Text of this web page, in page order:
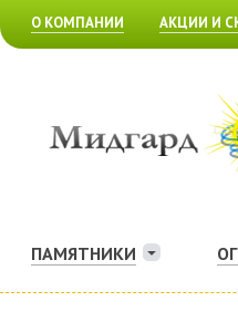
О КОМПАНИИ АКЦИИ И
ПАМЯТНИКИ